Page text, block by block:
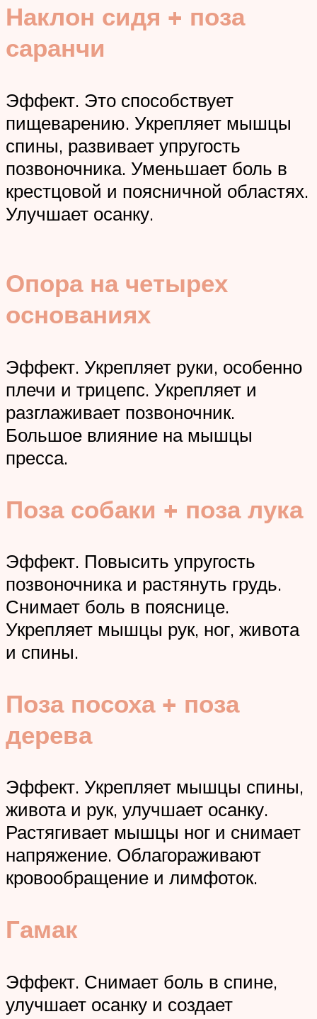
Наклон сидя + поза
саранчи
Эффект. Это способствует
пищеварению. Укрепляет мышцы
спины, развивает упругость
позвоночника. Уменьшает боль в
крестцовой и поясничной областях.
Улучшает осанку.
Опора на четырех
основаниях
Эффект. Укрепляет руки, особенно
плечи и трицепс. Укрепляет и
разглаживает позвоночник.
Большое влияние на мышцы
пресса.
Поза собаки + поза лука
Эффект. Повысить упругость
позвоночника и растянуть грудь.
Снимает боль в пояснице.
Укрепляет мышцы рук, ног, живота
и спины.
Поза посоха + поза
дерева
Эффект. Укрепляет мышцы спины,
живота и рук, улучшает осанку.
Растягивает мышцы ног и снимает
напряжение. Облагораживают
кровообращение и лимфоток.
Гамак
Эффект. Снимает боль в спине,
улучшает осанку и создает